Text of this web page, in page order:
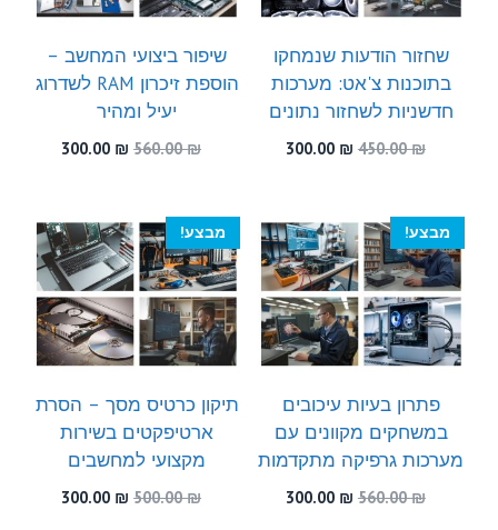
שחזור הודעות שנמחקו
בתוכנות צ'אט: מערכות
חדשניות לשחזור נתונים
450.00₪
המחיר
450.00 ₪.
300.00 ₪
300.00 ₪.
שיפור ביצועי המחשב –
הוספת זיכרון RAM לשדרוג
יעיל ומהיר
560.00₪
המחיר
560.00 ₪.
300.00 ₪
המחיר
300.00 ₪.
מבצע!
פתרון בעיות עיכובים
במשחקים מקוונים עם
מערכות גרפיקה מתקדמות
560.00₪
המחיר
300.00 ₪
מבצע!
תיקון כרטיס מסך – הסרת
ארטיפקטים בשירות
מקצועי למחשבים
500.00₪
המחיר
300.00 ₪
המחיר